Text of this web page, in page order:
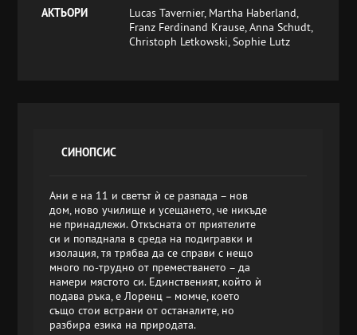
АКТЬОРИ
Lucas Tavernier, Martha Haberland,
Franz Ferdinand Krause, Anna Schudt,
Christoph Letkowski, Sophie Lutz
СИНОПСИС
Ани е на 11 и светът ѝ се разпада – нов
дом, ново училище и усещането, че никъде
не принадлежи. Откъсната от приятелите
си и попаднала в среда на подигравки и
изолация, тя трябва да се справи с нещо
много по-трудно от преместването – да
намери мястото си. Единственият, който ѝ
подава ръка, е Лоренц – момче, което
също стои встрани от останалите, но
разбира езика на природата.